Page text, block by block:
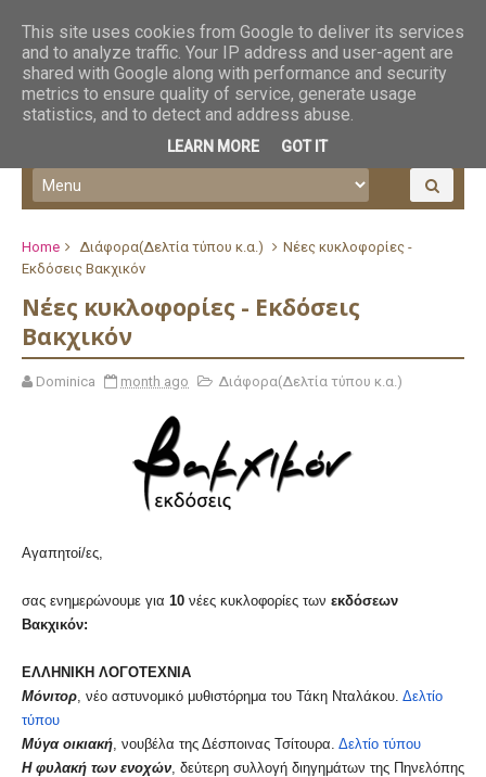
Home Διάφορα(Δελτία τύπου κ.α.)
Νέες κυκλοφορίες -
Εκδόσεις Βακχικόν
Νέες κυκλοφορίες - Εκδόσεις
Βακχικόν
Dominica month ago Διάφορα(Δελτία τύπου κ.α.)
Αγαπητοί/ες,
σας ενημερώνουμε για 10 νέες κυκλοφορίες των εκδόσεων
Βακχικόν:
ΕΛΛΗΝΙΚΗ ΛΟΓΟΤΕΧΝΙΑ
Μόνιτορ, νέο αστυνομικό μυθιστόρημα του Τάκη Νταλάκου. Δελτίο
τύπου
Μύγα οικιακή, νουβέλα της Δέσποινας Τσίτουρα. Δελτίο τύπου
Η φυλακή των ενοχών, δεύτερη συλλογή διηγημάτων της Πηνελόπης
This site uses cookies from Google to deliver its services
and to analyze traffic. Your IP address and user-agent are
shared with Google along with performance and security
metrics to ensure quality of service, generate usage
statistics, and to detect and address abuse.
LEARN MORE GOT IT